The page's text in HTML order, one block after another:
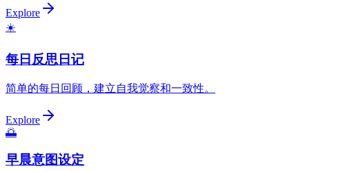
Explore
☀️
每日反思日记
简单的每日回顾，建立自我觉察和一致性。
Explore
🌅
早晨意图设定